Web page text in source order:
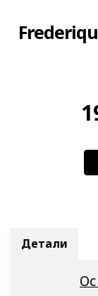
Детали